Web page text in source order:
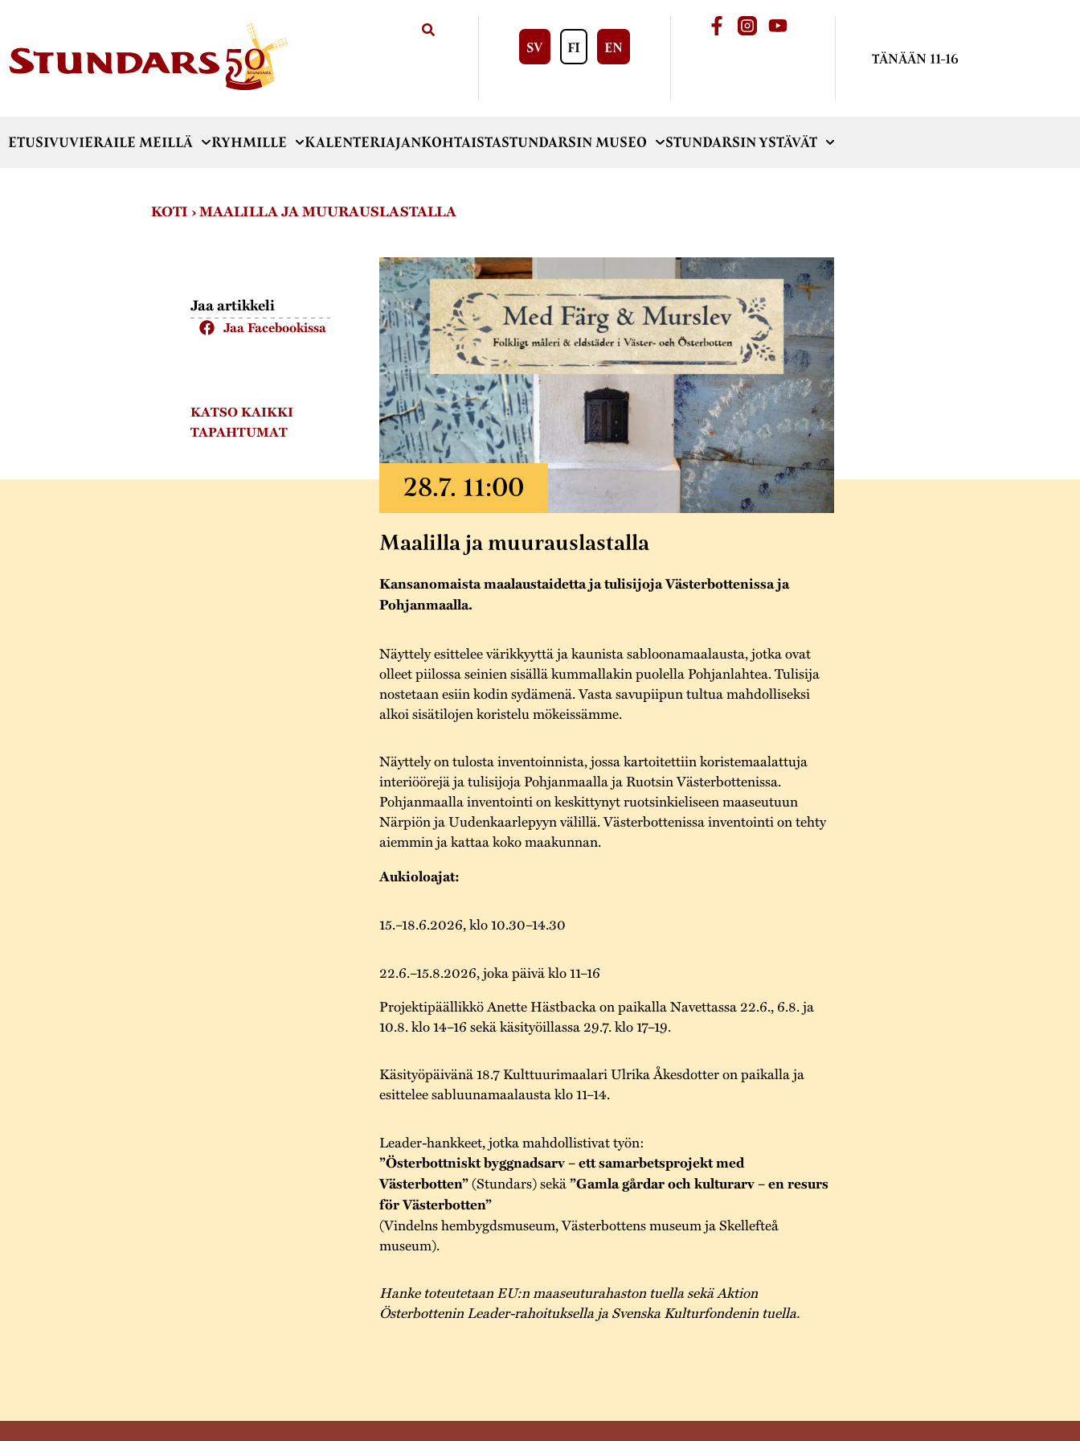
SV FI EN
TÄNÄÄN 11-16
ETUSIVUVIERAILE MEILLÄ RYHMILLE KALENTERIAJANKOHTAISTASTUNDARSIN MUSEO STUNDARSIN YSTÄVÄT
KOTI ›MAALILLA JA MUURAUSLASTALLA
Jaa artikkeli
Jaa Facebookissa
KATSO KAIKKI
TAPAHTUMAT
Maalilla ja muurauslastalla
Kansanomaista maalaustaidetta ja tulisijoja Västerbottenissa ja
Pohjanmaalla.
Näyttely esittelee värikkyyttä ja kaunista sabloonamaalausta, jotka ovat
olleet piilossa seinien sisällä kummallakin puolella Pohjanlahtea. Tulisija
nostetaan esiin kodin sydämenä. Vasta savupiipun tultua mahdolliseksi
alkoi sisätilojen koristelu mökeissämme.
Näyttely on tulosta inventoinnista, jossa kartoitettiin koristemaalattuja
interiöörejä ja tulisijoja Pohjanmaalla ja Ruotsin Västerbottenissa.
Pohjanmaalla inventointi on keskittynyt ruotsinkieliseen maaseutuun
Närpiön ja Uudenkaarlepyyn välillä. Västerbottenissa inventointi on tehty
aiemmin ja kattaa koko maakunnan.
Aukioloajat:
15.–18.6.2026, klo 10.30–14.30
22.6.–15.8.2026, joka päivä klo 11–16
Projektipäällikkö Anette Hästbacka on paikalla Navettassa 22.6., 6.8. ja
10.8. klo 14–16 sekä käsityöillassa 29.7. klo 17–19.
Käsityöpäivänä 18.7 Kulttuurimaalari Ulrika Åkesdotter on paikalla ja
esittelee sabluunamaalausta klo 11–14.
Leader-hankkeet, jotka mahdollistivat työn:
”Österbottniskt byggnadsarv – ett samarbetsprojekt med
Västerbotten”(Stundars) sekä”Gamla gårdar och kulturarv – en resurs
för Västerbotten”
(Vindelns hembygdsmuseum, Västerbottens museum ja Skellefteå
museum).
Hanke toteutetaan EU:n maaseuturahaston tuella sekä Aktion
Österbottenin Leader-rahoituksella ja Svenska Kulturfondenin tuella.